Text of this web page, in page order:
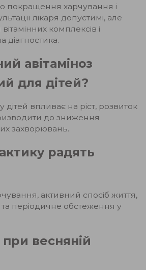
покращення харчування і
лікаря допустимі, але
комплексів і
діагностика.
авітаміноз
для дітей?
дітей впливає на ріст, розвиток
до зниження
захворювань.
радять
активний спосіб життя,
періодичне обстеження у
весняній